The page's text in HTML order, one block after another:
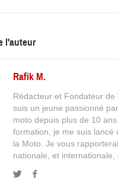
l'auteur
Rafik M.
Rédacteur et Fondateur de
suis un jeune passionné
moto depuis plus de 10
formation, je me suis lancé
la Moto. Je vous
nationale, et internationale,